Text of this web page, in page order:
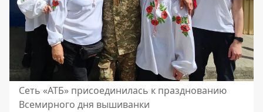
Сеть «АТБ» присоединилась к празднованию
Всемирного дня вышиванки